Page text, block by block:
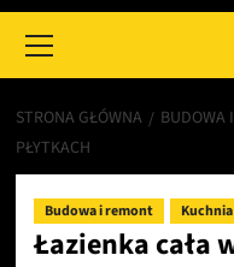
Menu
STRONA GŁÓWNA BUDOWA
PŁYTKACH
Budowa i remont
Łazienka cała